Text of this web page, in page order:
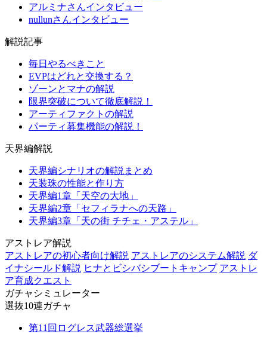
アルミナさんインタビュー
nullunさんインタビュー
解説記事
毎日やるべきこと
EVPはどれと交換する？
ゾーンとマナの解説
限界突破について徹底解説！
アーティファクトの解説
パーティ募集機能の解説！
天界編解説
天界編シナリオの解説まとめ
天装珠の性能と作り方
天界編1章「天空の大地」
天界編2章「セフィラナへの天路」
天界編3章「天の街 チチェ・アステル」
アストレア解説
アストレアの初心者向け解説 アストレアのシステム解説 ダ
イナシールド解説 ヒナとビシバシブートキャンプ アストレ
ア育成クエスト
ガチャシミュレーター
選抜10連ガチャ
第11回ログレス武器総選挙